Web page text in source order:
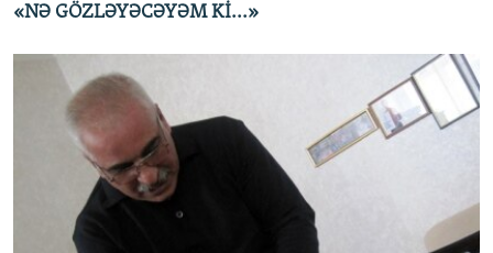
«NƏ GÖZLƏYƏCƏYƏM Kİ...»